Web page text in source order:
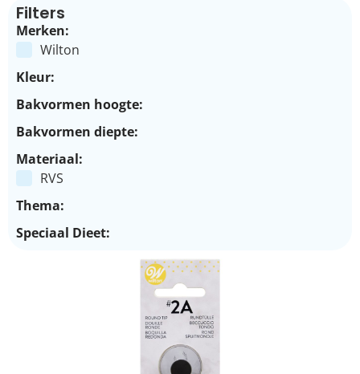
Filters
Merken:
Wilton
Kleur:
Bakvormen hoogte:
Bakvormen diepte:
Materiaal:
RVS
Thema:
Speciaal Dieet: